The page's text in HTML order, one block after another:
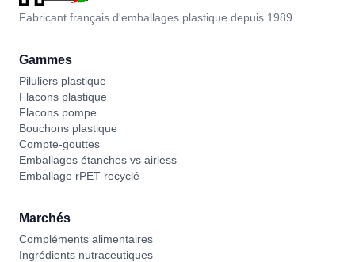
Fabricant français d'emballages plastique depuis 1989.
Gammes
Piluliers plastique
Flacons plastique
Flacons pompe
Bouchons plastique
Compte-gouttes
Emballages étanches vs airless
Emballage rPET recyclé
Marchés
Compléments alimentaires
Ingrédients nutraceutiques